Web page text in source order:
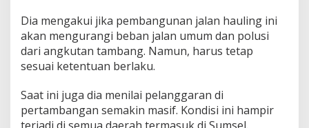
Dia mengakui jika pembangunan jalan hauling ini
akan mengurangi beban jalan umum dan polusi
dari angkutan tambang. Namun, harus tetap
sesuai ketentuan berlaku.
Saat ini juga dia menilai pelanggaran di
pertambangan semakin masif. Kondisi ini hampir